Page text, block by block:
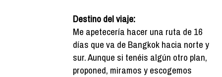
Destino del viaje:
Me apetecería hacer una ruta de 16
días que va de Bangkok hacia norte y
sur. Aunque si tenéis algún otro plan,
proponed, miramos y escogemos